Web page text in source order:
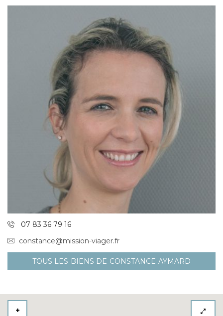
07 83 36 79 16
constance@mission-viager.fr
TOUS LES BIENS DE CONSTANCE AYMARD